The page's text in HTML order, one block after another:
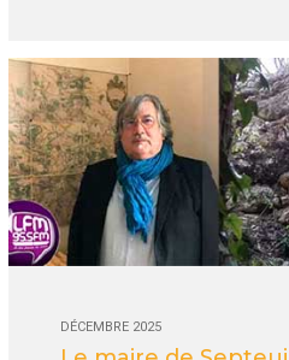
DÉCEMBRE 2025